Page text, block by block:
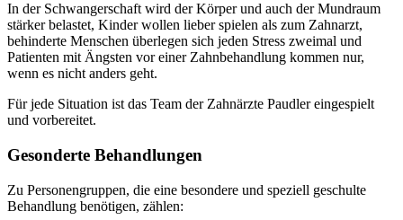
In der Schwangerschaft wird der Körper und auch der Mundraum
stärker belastet, Kinder wollen lieber spielen als zum Zahnarzt,
behinderte Menschen überlegen sich jeden Stress zweimal und
Patienten mit Ängsten vor einer Zahnbehandlung kommen nur,
wenn es nicht anders geht.
Für jede Situation ist das Team der Zahnärzte Paudler eingespielt
und vorbereitet.
Gesonderte Behandlungen
Zu Personengruppen, die eine besondere und speziell geschulte
Behandlung benötigen, zählen: